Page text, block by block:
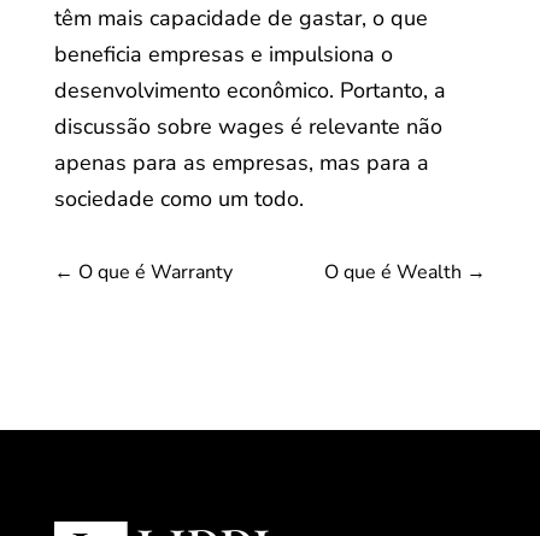
têm mais capacidade de gastar, o que
beneficia empresas e impulsiona o
desenvolvimento econômico. Portanto, a
discussão sobre wages é relevante não
apenas para as empresas, mas para a
sociedade como um todo.
← O que é Warranty O que é Wealth →